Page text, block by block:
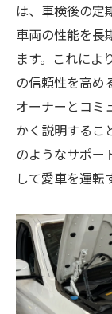
は、車検後の定
車両の性能を長
ます。これによ
の信頼性を高め
オーナーとコミ
かく説明するこ
のようなサポー
して愛車を運転